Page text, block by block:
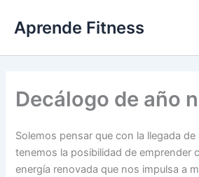
contenido
Aprende Fitness
Decálogo de año
Solemos pensar que con la llegada
tenemos la posibilidad de emprender
energía renovada que nos impulsa a